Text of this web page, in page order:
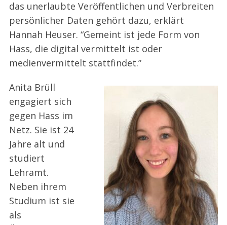
das unerlaubte Veröffentlichen und Verbreiten
persönlicher Daten gehört dazu, erklärt
Hannah Heuser. “Gemeint ist jede Form von
Hass, die digital vermittelt ist oder
medienvermittelt stattfindet.”
Anita Brüll
engagiert sich
gegen Hass im
Netz. Sie ist 24
Jahre alt und
studiert
Lehramt.
Neben ihrem
Studium ist sie
als